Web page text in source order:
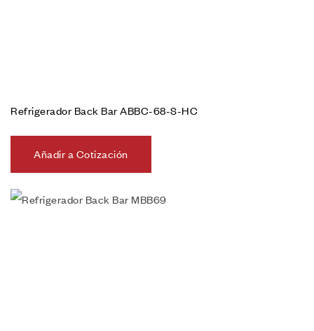
Refrigerador Back Bar ABBC-68-S-HC
Añadir a Cotización